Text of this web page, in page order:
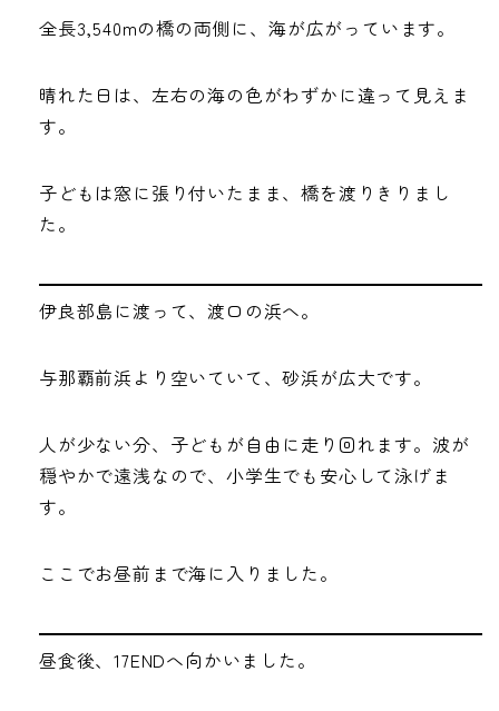
全長3,540mの橋の両側に、海が広がっています。
晴れた日は、左右の海の色がわずかに違って見えま
す。
子どもは窓に張り付いたまま、橋を渡りきりまし
た。
伊良部島に渡って、渡口の浜へ。
与那覇前浜より空いていて、砂浜が広大です。
人が少ない分、子どもが自由に走り回れます。波が
穏やかで遠浅なので、小学生でも安心して泳げま
す。
ここでお昼前まで海に入りました。
昼食後、17ENDへ向かいました。